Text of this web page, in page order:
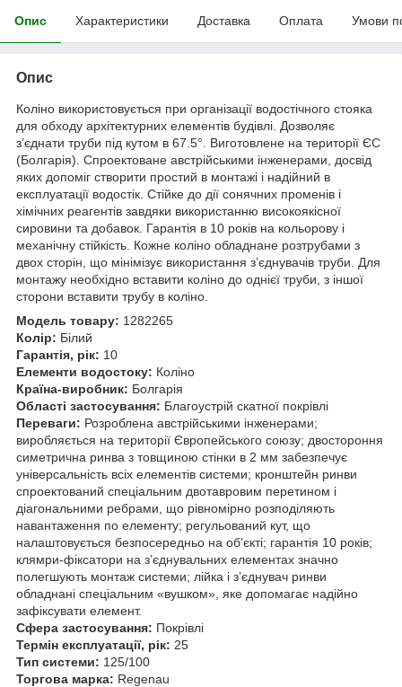
Опис Характеристики Доставка Оплата Умови
Опис
Коліно використовується при організації водостічного стояка
для обходу архітектурних елементів будівлі. Дозволяє
з’єднати труби під кутом в 67.5°. Виготовлене на території ЄС
(Болгарія). Спроектоване австрійськими інженерами, досвід
яких допоміг створити простий в монтажі і надійний в
експлуатації водостік. Стійке до дії сонячних променів і
хімічних реагентів завдяки використанню високоякісної
сировини та добавок. Гарантія в 10 років на кольорову і
механічну стійкість. Кожне коліно обладнане розтрубами з
двох сторін, що мінімізує використання з’єднувачів труби. Для
монтажу необхідно вставити коліно до однієї труби, з іншої
сторони вставити трубу в коліно.
Модель товару: 1282265
Колір: Білий
Гарантія, рік: 10
Елементи водостоку: Коліно
Країна-виробник: Болгарія
Області застосування: Благоустрій скатної покрівлі
Переваги: Розроблена австрійськими інженерами;
виробляється на території Європейського союзу; двостороння
симетрична ринва з товщиною стінки в 2 мм забезпечує
універсальність всіх елементів системи; кронштейн ринви
спроектований спеціальним двотавровим перетином і
діагональними ребрами, що рівномірно розподіляють
навантаження по елементу; регульований кут, що
налаштовується безпосередньо на об’єкті; гарантія 10 років;
клямри-фіксатори на з’єднувальних елементах значно
полегшують монтаж системи; лійка і з’єднувач ринви
обладнані спеціальним «вушком», яке допомагає надійно
зафіксувати елемент.
Сфера застосування: Покрівлі
Термін експлуатації, рік: 25
Тип cистеми: 125/100
Торгова марка: Regenau